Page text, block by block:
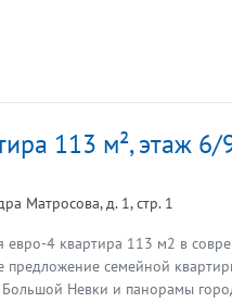
Двор
и без бюрократии. Очень
·ТЦ Континент, супермаркеты
магазины. · Школы с
поликлиники, районный
прогулок прямо рядом с
семьёй. · Удобный выезд на
Квартира в хорошем
так же в ванной —
113 м², этаж 6/
Матросова, д. 1, стр. 1
4 квартира 113 м2 в
предложение семейной
Невки и панорамы